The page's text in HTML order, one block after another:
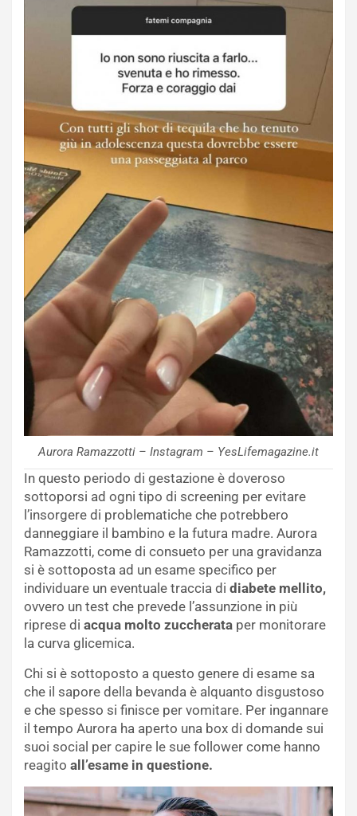
Aurora Ramazzotti – Instagram – YesLifemagazine.it
In questo periodo di gestazione è doveroso
sottoporsi ad ogni tipo di screening per evitare
l’insorgere di problematiche che potrebbero
danneggiare il bambino e la futura madre. Aurora
Ramazzotti, come di consueto per una gravidanza
si è sottoposta ad un esame specifico per
individuare un eventuale traccia di diabete mellito,
ovvero un test che prevede l’assunzione in più
riprese di acqua molto zuccherata per monitorare
la curva glicemica.
Chi si è sottoposto a questo genere di esame sa
che il sapore della bevanda è alquanto disgustoso
e che spesso si finisce per vomitare. Per ingannare
il tempo Aurora ha aperto una box di domande sui
suoi social per capire le sue follower come hanno
reagito all’esame in questione.